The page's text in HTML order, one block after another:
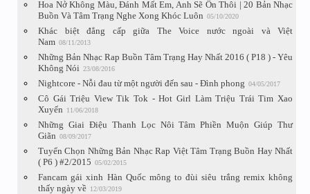
Hoa Nở Không Màu, Đánh Mất Em, Anh Sẽ Ổn Thôi | 20 Bản Nhạc
Buồn Và Tâm Trạng Nghe Xong Khóc Luôn 05/10/2020
Khác biệt đẳng cấp giữa The Voice nước ngoài và Việt
Nam 08/11/2013
Những Bản Nhạc Rap Buồn Tâm Trạng Hay Nhất 2016 ( P18 ) - Yêu
Không Nói 23/08/2016
Nightcore - Nỗi đau từ một người đến sau - Đình phong 04/05/2017
Cô Gái Triệu View Tik Tok - Hot Girl Làm Triệu Trái Tim Xao
Xuyến
11/06/2018
Những Giai Điệu Thanh Lọc Nôi Tâm Phiền Muộn Giúp Thư
Giãn 08/09/2017
Tuyển Chọn Những Bản Nhạc Rap Việt Tâm Trạng Buồn Hay Nhất
( P6 ) #2/2015 05/02/2015
Fancam gái xinh Hàn Quốc mông to đùi siêu trắng remix không
thấy ngày về 12/03/2019